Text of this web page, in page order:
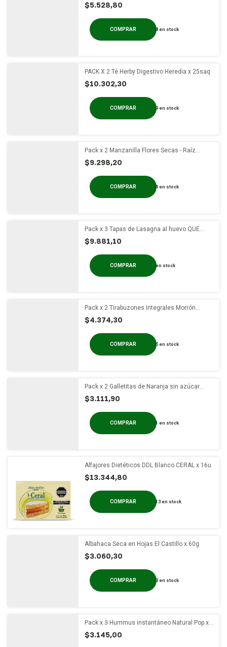
$5.528,80
8 en stock
PACK X 2 Té Herby Digestivo Heredia x 25saq
$10.302,30
9 en stock
Pack x 2 Manzanilla Flores Secas - Raíz
$9.298,20
4 en stock
Pack x 3 Tapas de Lasagna al huevo QUE
$9.881,10
en stock
Pack x 2 Tirabuzones Integrales Morrón
$4.374,30
5 en stock
Pack x 2 Galletitas de Naranja sin azúcar
$3.111,90
1 en stock
Alfajores Dietéticos DDL Blanco CERAL x 16u
$13.344,80
13 en stock
Albahaca Seca en Hojas El Castillo x 60g
$3.060,30
3 en stock
Pack x 3 Hummus instantáneo Natural Pop x
$3.145,00